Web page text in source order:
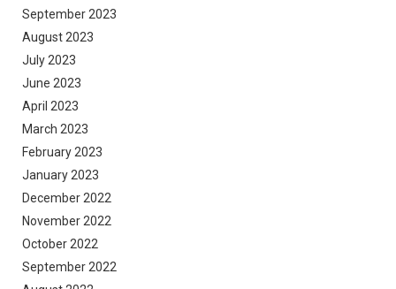
September 2023
August 2023
July 2023
June 2023
April 2023
March 2023
February 2023
January 2023
December 2022
November 2022
October 2022
September 2022